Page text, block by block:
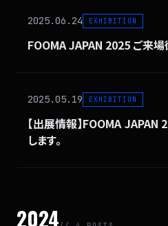
2025.06.24 EXHIBITION
FOOMA JAPAN 2025 ご来
2025.05.19 EXHIBITION
【出展情報】FOOMA JAPAN
します。
2024